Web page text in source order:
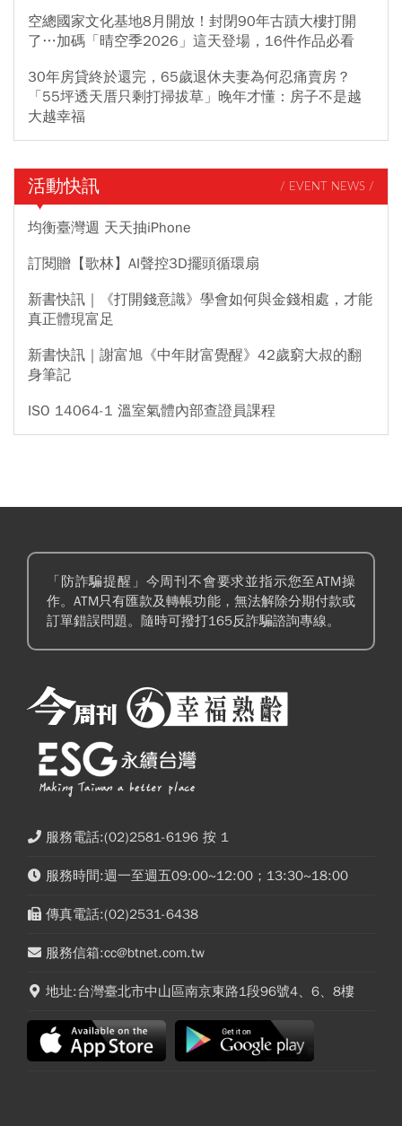
空總國家文化基地8月開放！封閉90年古蹟大樓打開
了…加碼「晴空季2026」這天登場，16件作品必看
30年房貸終於還完，65歲退休夫妻為何忍痛賣房？
「55坪透天厝只剩打掃拔草」晚年才懂：房子不是越
大越幸福
活動快訊 / EVENT NEWS /
均衡臺灣週 天天抽iPhone
訂閱贈【歌林】AI聲控3D擺頭循環扇
新書快訊｜《打開錢意識》學會如何與金錢相處，才能
真正體現富足
新書快訊｜謝富旭《中年財富覺醒》42歲窮大叔的翻
身筆記
ISO 14064-1 溫室氣體內部查證員課程
「防詐騙提醒」今周刊不會要求並指示您至ATM操
作。ATM只有匯款及轉帳功能，無法解除分期付款或
訂單錯誤問題。隨時可撥打165反詐騙諮詢專線。
服務電話:(02)2581-6196 按 1
服務時間:週一至週五09:00~12:00；13:30~18:00
傳真電話:(02)2531-6438
服務信箱:cc@btnet.com.tw
地址:台灣臺北市中山區南京東路1段96號4、6、8樓